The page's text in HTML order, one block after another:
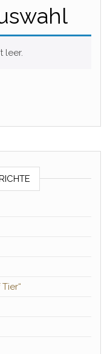
leer.